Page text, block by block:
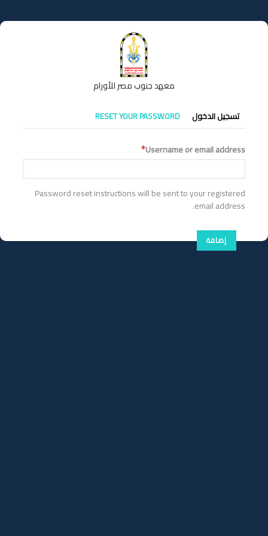
إلى
المحتوى
معهد جنوب مصر للأورام
التبويبات
الأساسية
تسجيل الدخول RESET YOUR PASSWORD
Username or email address
Password reset instructions will be sent to your registered
email address.